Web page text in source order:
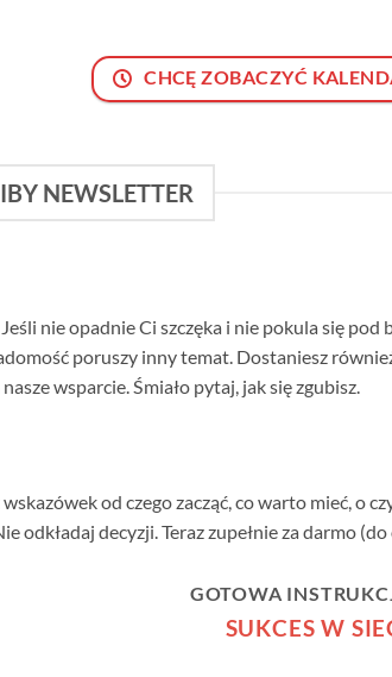
CHCĘ ZOBACZYĆ
NEWSLETTER
Jeśli nie opadnie Ci szczęka i nie pokula się
poruszy inny temat. Dostaniesz
wsparcie. Śmiało pytaj, jak się zgubisz.
od czego zacząć, co warto mieć, o
decyzji. Teraz zupełnie za darmo (do
GOTOWA
SUKCES W